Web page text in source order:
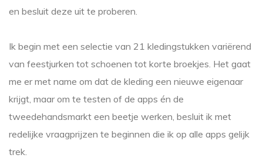
en besluit deze uit te proberen.
Ik begin met een selectie van 21 kledingstukken variërend
van feestjurken tot schoenen tot korte broekjes. Het gaat
me er met name om dat de kleding een nieuwe eigenaar
krijgt, maar om te testen of de apps én de
tweedehandsmarkt een beetje werken, besluit ik met
redelijke vraagprijzen te beginnen die ik op alle apps gelijk
trek.